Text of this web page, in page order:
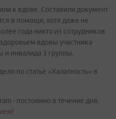
к вдове. Составили документ
в помощи, хотя даже не
года никто из сотрудников
вдовы участника
и инвалида 3 группы.
по статье «Халатность» в
- постоянно в течение дня.